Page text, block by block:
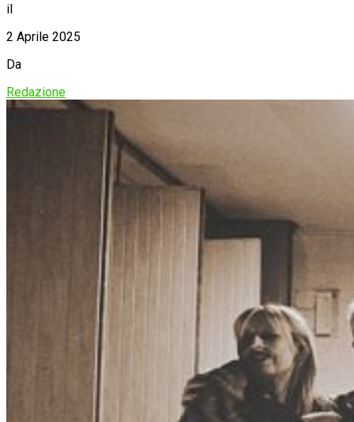
il
2 Aprile 2025
Da
Redazione